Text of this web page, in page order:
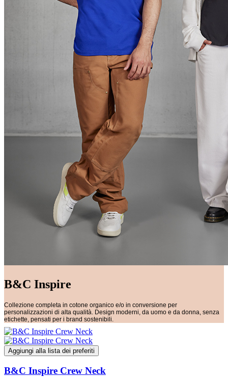
B&C Inspire
Collezione completa in cotone organico e/o in conversione per
personalizzazioni di alta qualità. Design moderni, da uomo e da donna, senza
etichette, pensati per i brand sostenibili.
Aggiungi alla lista dei preferiti
B&C Inspire Crew Neck